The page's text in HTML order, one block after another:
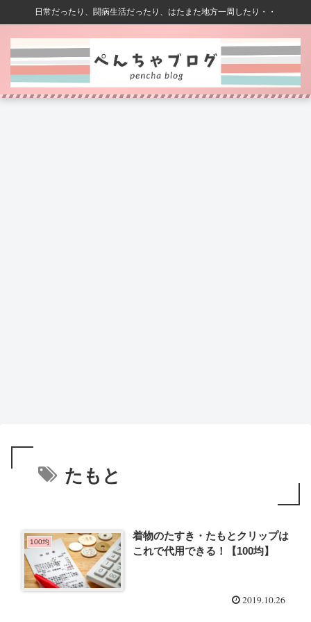
日常だったり、闘病生活だったり、はたまた地方一周したり・・
たもと
100均
着物のたすき・たもとクリップは
これで代用できる！【100均】
2019.10.26